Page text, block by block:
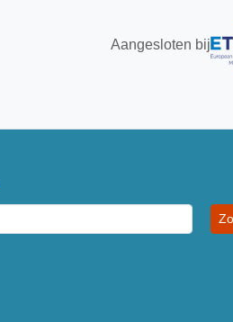
Aangesloten bij